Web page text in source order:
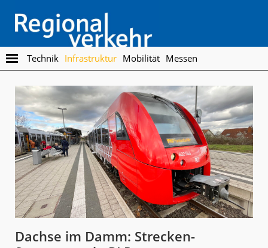
main
content
footer
Regionalverkehr
Die
Fachzeitschrift
den
Öffentlichen
Personennahverkehr
Technik Infrastruktur Mobilität Messen
Dachse im Damm: Strecken-